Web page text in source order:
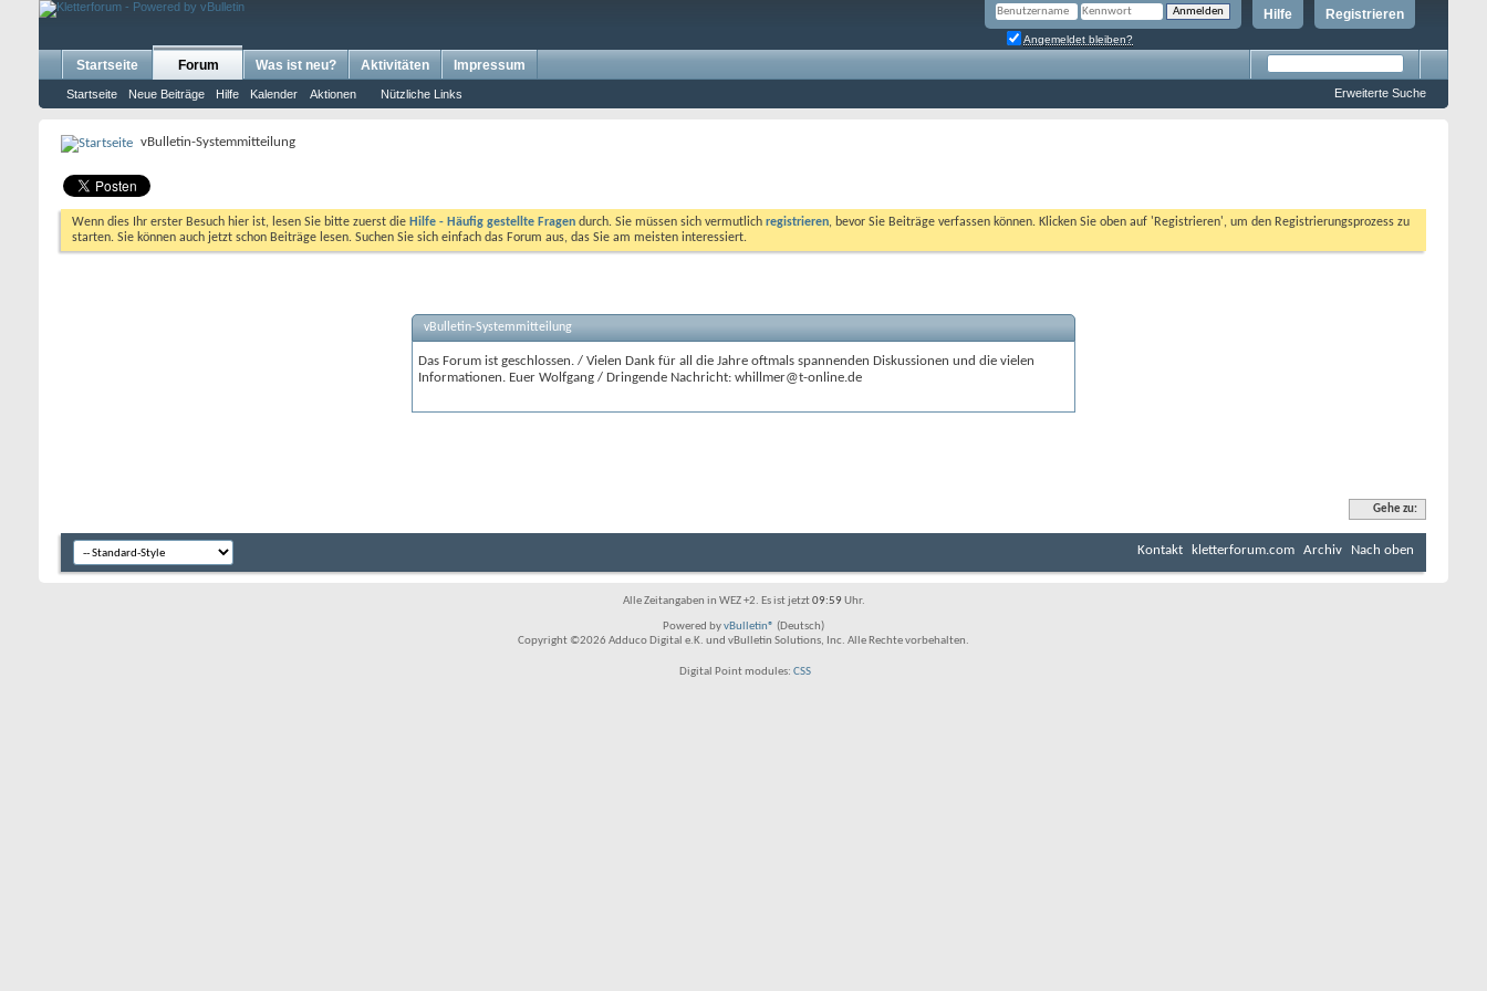
Registrieren
Hilfe
Angemeldet bleiben?
Startseite Forum
Startseite Neue Beiträge Hilfe Kalender Aktionen Nützliche Links
Was ist neu? Aktivitäten Impressum
Erweiterte Suche
vBulletin-Systemmitteilung
Wenn dies Ihr erster Besuch hier ist, lesen Sie bitte zuerst die Hilfe - Häufig gestellte Fragen durch. Sie müssen sich vermutlich registrieren, bevor Sie Beiträge verfassen können. Klicken Sie oben auf 'Registrieren', um den Registrierungsprozess zu
starten. Sie können auch jetzt schon Beiträge lesen. Suchen Sie sich einfach das Forum aus, das Sie am meisten interessiert.
vBulletin-Systemmitteilung
Das Forum ist geschlossen. / Vielen Dank für all die Jahre oftmals spannenden Diskussionen und die vielen
Informationen. Euer Wolfgang / Dringende Nachricht: whillmer@t-online.de
Gehe zu:
Kontakt kletterforum.com Archiv Nach oben
Alle Zeitangaben in WEZ +2. Es ist jetzt09:59Uhr.
Powered byvBulletin® (Deutsch)
Copyright ©2026 Adduco Digital e.K. und vBulletin Solutions, Inc. Alle Rechte vorbehalten.
Digital Point modules: CSS